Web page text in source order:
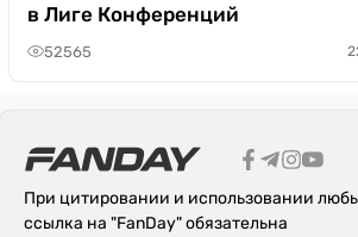
в Лиге Конференций
52565
При цитировании и использовании
ссылка на "FanDay" обязательна